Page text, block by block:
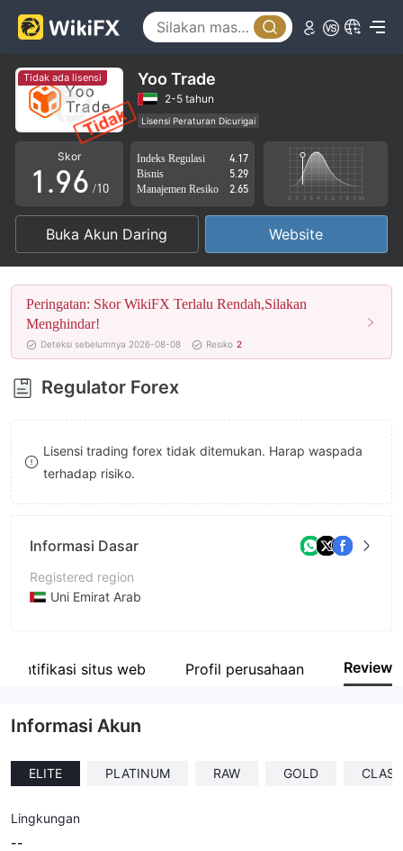
Tidak ada lisensi Yoo Trade
2-5 tahun
Lisensi Peraturan Dicurigai
Lingkup Bisnis Mencurigakan
Potensi risiko tinggi
Skor
0
1
2
3
4
5
6
7
8
9
.
5
6
7
8
9
2
3
4
5
6
7
8
9
/10
Indeks Regulasi
4.17
Bisnis
5.29
Manajemen Resiko
2.65
Buka Akun Daring Website
Peringatan: Skor WikiFX Terlalu Rendah,Silakan
Menghindar!
Deteksi sebelumnya 2026-08-08 Resiko 2
Regulator Forex
Lisensi trading forex tidak ditemukan. Harap waspada
terhadap risiko.
Informasi Dasar
Registered region
Uni Emirat Arab
Nama perusahaan
Identifikasi situs web Profil perusahaan Review
Informasi Akun
ELITE PLATINUM RAW GOLD
Lingkungan
--